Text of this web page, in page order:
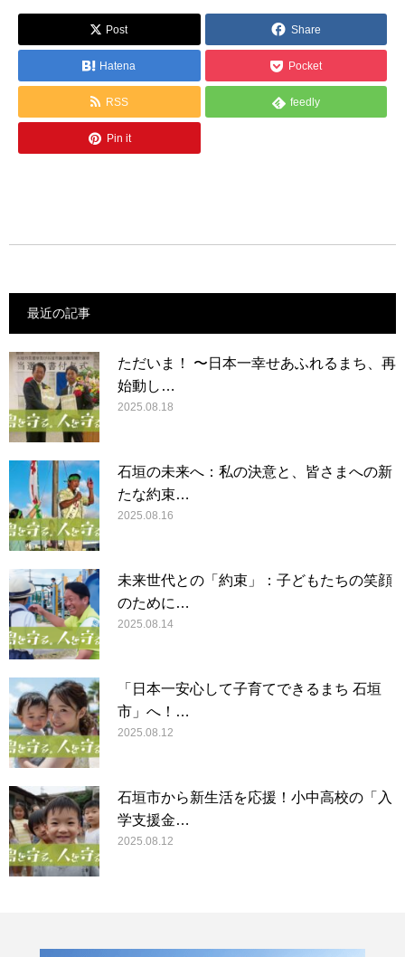
Post Share
Hatena Pocket
RSS feedly
Pin it
最近の記事
ただいま！ 〜日本一幸せあふれるまち、再
始動し…
2025.08.18
石垣の未来へ：私の決意と、皆さまへの新
たな約束…
2025.08.16
未来世代との「約束」：子どもたちの笑顔
のために…
2025.08.14
「日本一安心して子育てできるまち 石垣
市」へ！…
2025.08.12
石垣市から新生活を応援！小中高校の「入
学支援金…
2025.08.12